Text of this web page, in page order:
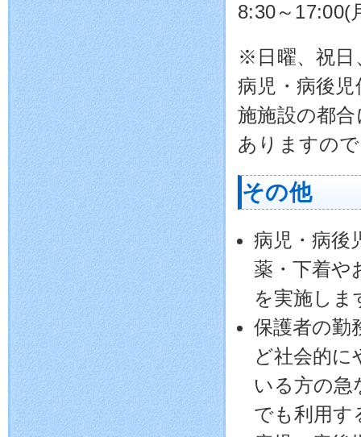
8:30～17:00(
※日曜、祝日
病児・病後
施施設の都
ありますの
その他
病児・病後
薬・下着や
を実施しま
保護者の勤
ど社会的に
いる方の急
でも利用す